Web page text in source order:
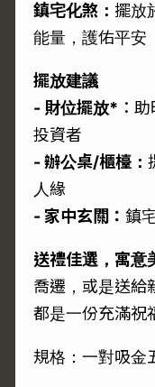
鎮宅化煞： 擺放
能量，護佑平安
擺放建議
- 財位擺放* ：
投資者
- 辦公桌/櫃檯：
人緣
- 家中玄關： 鎮
送禮佳選，寓意
喬遷，或是送給
都是一份充滿祝
規格：一對吸金